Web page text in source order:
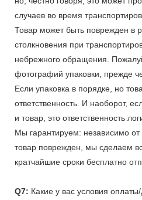
случаев во время
Товар может быть поврежден в
столкновения при
небрежного обращения.
фотографий упаковки, прежде
Если упаковка в порядке, но
ответственность. И наоборот,
и товар, это ответственность
Мы гарантируем: независимо от
товар поврежден, мы сделаем
кратчайшие сроки бесплатно
Q7: Какие у вас условия оплаты/